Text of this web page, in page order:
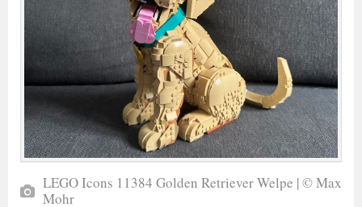
LEGO Icons 11384 Golden Retriever Welpe | © Max
Mohr